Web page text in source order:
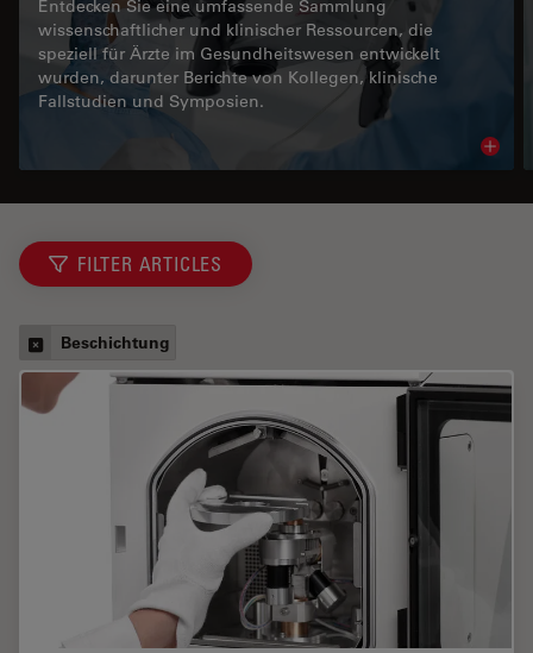
Entdecken Sie eine umfassende Sammlung
wissenschaftlicher und klinischer Ressourcen, die
speziell für Ärzte im Gesundheitswesen entwickelt
wurden, darunter Berichte von Kollegen, klinische
Fallstudien und Symposien.
FILTER ARTICLES
Beschichtung